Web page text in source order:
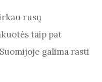
rusų
taip pat
galima rasti